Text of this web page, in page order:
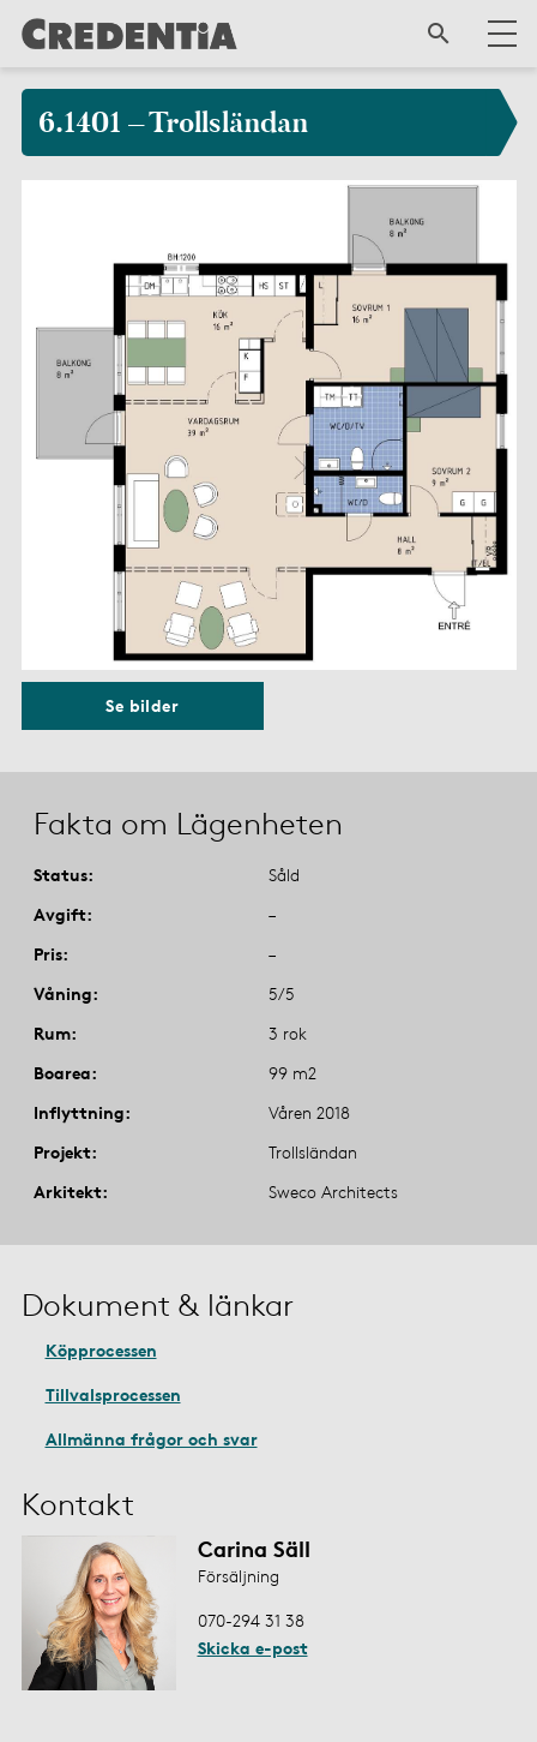
6.1401 – Trollsländan
Fakta om Lägenheten
Status
Såld
Avgift
–
Pris
–
Våning
5/5
Rum
3 rok
Boarea
99 m2
Inflyttning
Våren 2018
Projekt
Trollsländan
Arkitekt
Sweco Architects
Se bilder
Dokument & länkar
Köpprocessen
Tillvalsprocessen
Allmänna frågor och svar
Kontakt
Carina Säll
Försäljning
070-294 31 38
Skicka e-post